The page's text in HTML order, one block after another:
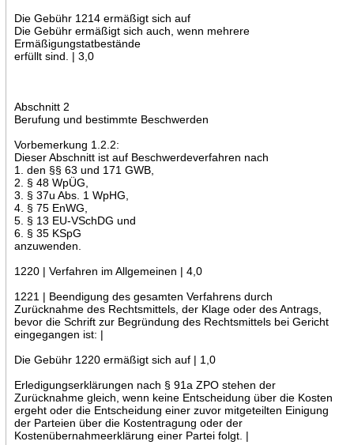
Die Gebühr 1214 ermäßigt sich auf
Die Gebühr ermäßigt sich auch, wenn mehrere
Ermäßigungstatbestände
erfüllt sind. | 3,0
Abschnitt 2
Berufung und bestimmte Beschwerden
Vorbemerkung 1.2.2:
Dieser Abschnitt ist auf Beschwerdeverfahren nach
1. den §§ 63 und 171 GWB,
2. § 48 WpÜG,
3. § 37u Abs. 1 WpHG,
4. § 75 EnWG,
5. § 13 EU-VSchDG und
6. § 35 KSpG
anzuwenden.
1220 | Verfahren im Allgemeinen | 4,0
1221 | Beendigung des gesamten Verfahrens durch
Zurücknahme des Rechtsmittels, der Klage oder des Antrags,
bevor die Schrift zur Begründung des Rechtsmittels bei Gericht
eingegangen ist: |
Die Gebühr 1220 ermäßigt sich auf | 1,0
Erledigungserklärungen nach § 91a ZPO stehen der
Zurücknahme gleich, wenn keine Entscheidung über die Kosten
ergeht oder die Entscheidung einer zuvor mitgeteilten Einigung
der Parteien über die Kostentragung oder der
Kostenübernahmeerklärung einer Partei folgt. |